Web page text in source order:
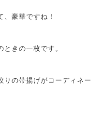
豪華ですね！
ときの一枚です。
りの帯揚げがコーディネー